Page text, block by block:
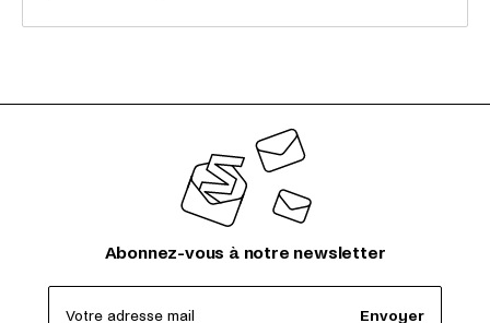
Abonnez-vous à notre newsletter
Votre adresse mail Envoyer